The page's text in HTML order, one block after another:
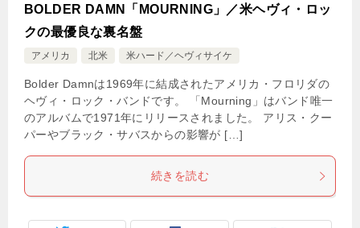
BOLDER DAMN「MOURNING」／米ヘヴィ・ロッ
クの最優良な裏名盤
アメリカ 北米 米ハード／ヘヴィサイケ
Bolder Damnは1969年に結成されたアメリカ・フロリダの
ヘヴィ・ロック・バンドです。 「Mourning」はバンド唯一
のアルバムで1971年にリリースされました。 アリス・クー
パーやブラック・サバスからの影響が […]
続きを読む